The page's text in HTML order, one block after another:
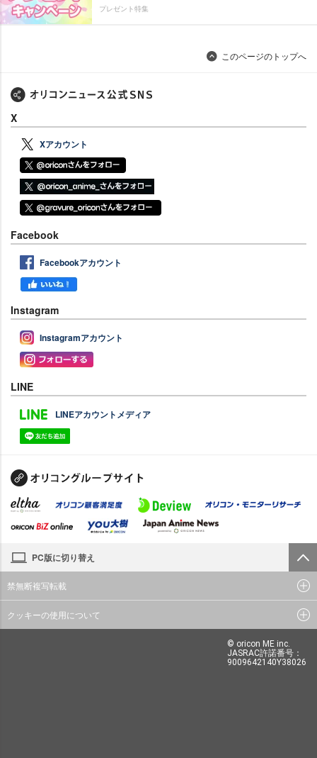
プレゼント特集
このページのトップへ
X
Xアカウント
Facebook
Facebookアカウント
Instagram
Instagramアカウント
LINE
LINEアカウントメディア
PC版に切り替え
禁無断複写転載
クッキーの使用について
© oricon ME inc.
JASRAC許諾番号：
9009642140Y38026